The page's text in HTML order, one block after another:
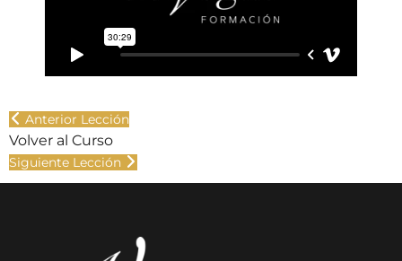
Anterior Lección
Volver al Curso
Siguiente Lección